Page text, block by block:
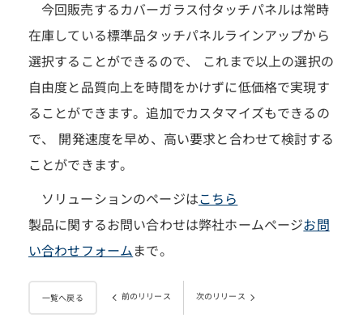
今回販売するカバーガラス付タッチパネルは常時
在庫している標準品タッチパネルラインアップから
選択することができるので、 これまで以上の選択の
自由度と品質向上を時間をかけずに低価格で実現す
ることができます。追加でカスタマイズもできるの
で、 開発速度を早め、高い要求と合わせて検討する
ことができます。
ソリューションのページはこちら
製品に関するお問い合わせは弊社ホームページお問
い合わせフォーム まで。
一覧へ戻る 前のリリース 次のリリース